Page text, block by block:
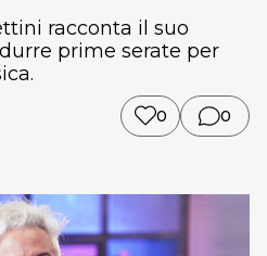
racconta il suo
prime serate per
0 0